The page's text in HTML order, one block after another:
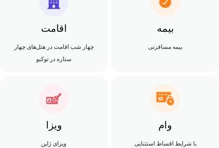
بیمه
بیمه مسافرتی
اقامت
چهار شب اقامت در هتل‌های چهار
ستاره در توکیو
وام
با شرایط اقساط استثنایی
ویزا
ویزای ژاپن